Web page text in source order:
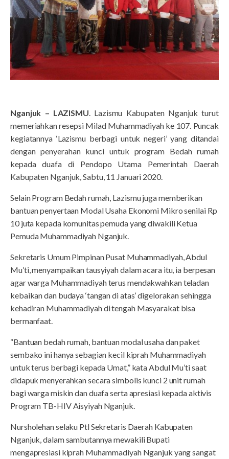
Nganjuk – LAZISMU . Lazismu Kabupaten Nganjuk turut
memeriahkan resepsi Milad Muhammadiyah ke 107. Puncak
kegiatannya ‘Lazismu berbagi untuk negeri’ yang ditandai
dengan penyerahan kunci untuk program Bedah rumah
kepada duafa di Pendopo Utama Pemerintah Daerah
Kabupaten Nganjuk, Sabtu, 11 Januari 2020.
Selain Program Bedah rumah, Lazismu juga memberikan
bantuan penyertaan Modal Usaha Ekonomi Mikro senilai Rp
10 juta kepada komunitas pemuda yang diwakili Ketua
Pemuda Muhammadiyah Nganjuk.
Sekretaris Umum Pimpinan Pusat Muhammadiyah, Abdul
Mu’ti, menyampaikan tausyiyah dalam acara itu, ia berpesan
agar warga Muhammadiyah terus mendakwahkan teladan
kebaikan dan budaya ‘tangan di atas’ digelorakan sehingga
kehadiran Muhammadiyah di tengah Masyarakat bisa
bermanfaat.
“Bantuan bedah rumah, bantuan modal usaha dan paket
sembako ini hanya sebagian kecil kiprah Muhammadiyah
untuk terus berbagi kepada Umat,” kata Abdul Mu’ti saat
didapuk menyerahkan secara simbolis kunci 2 unit rumah
bagi warga miskin dan duafa serta apresiasi kepada aktivis
Program TB-HIV Aisyiyah Nganjuk.
Nursholehan selaku Ptl Sekretaris Daerah Kabupaten
Nganjuk, dalam sambutannya mewakili Bupati
mengapresiasi kiprah Muhammadiyah Nganjuk yang sangat